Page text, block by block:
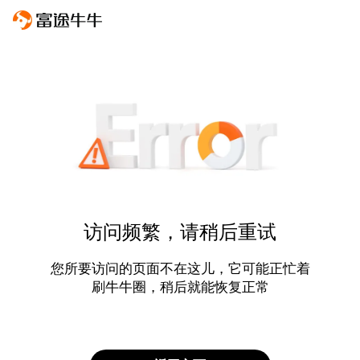
访问频繁，请稍后重试
您所要访问的页面不在这儿，它可能正忙着
刷牛牛圈，稍后就能恢复正常